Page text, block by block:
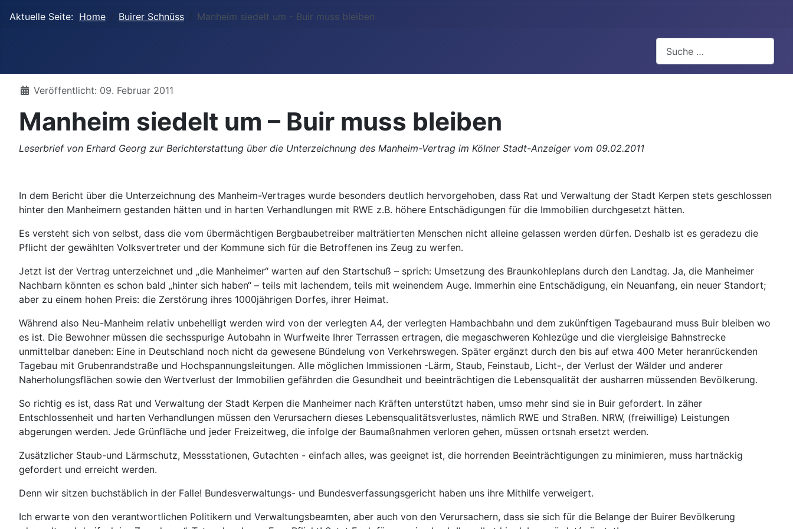
Aktuelle Seite: Home Buirer Schnüss Manheim siedelt um - Buir muss bleiben
Details
Veröffentlicht: 09. Februar 2011
Manheim siedelt um – Buir muss bleiben
Leserbrief von Erhard Georg zur Berichterstattung über die Unterzeichnung des Manheim-Vertrag im Kölner Stadt-Anzeiger vom 09.02.2011
In dem Bericht über die Unterzeichnung des Manheim-Vertrages wurde besonders deutlich hervorgehoben, dass Rat und Verwaltung der Stadt Kerpen stets geschlossen
hinter den Manheimern gestanden hätten und in harten Verhandlungen mit RWE z.B. höhere Entschädigungen für die Immobilien durchgesetzt hätten.
Es versteht sich von selbst, dass die vom übermächtigen Bergbaubetreiber malträtierten Menschen nicht alleine gelassen werden dürfen. Deshalb ist es geradezu die
Pflicht der gewählten Volksvertreter und der Kommune sich für die Betroffenen ins Zeug zu werfen.
Jetzt ist der Vertrag unterzeichnet und „die Manheimer“ warten auf den Startschuß – sprich: Umsetzung des Braunkohleplans durch den Landtag. Ja, die Manheimer
Nachbarn könnten es schon bald „hinter sich haben“ – teils mit lachendem, teils mit weinendem Auge. Immerhin eine Entschädigung, ein Neuanfang, ein neuer Standort;
aber zu einem hohen Preis: die Zerstörung ihres 1000jährigen Dorfes, ihrer Heimat.
Während also Neu-Manheim relativ unbehelligt werden wird von der verlegten A4, der verlegten Hambachbahn und dem zukünftigen Tagebaurand muss Buir bleiben wo
es ist. Die Bewohner müssen die sechsspurige Autobahn in Wurfweite Ihrer Terrassen ertragen, die megaschweren Kohlezüge und die viergleisige Bahnstrecke
unmittelbar daneben: Eine in Deutschland noch nicht da gewesene Bündelung von Verkehrswegen. Später ergänzt durch den bis auf etwa 400 Meter heranrückenden
Tagebau mit Grubenrandstraße und Hochspannungsleitungen. Alle möglichen Immissionen -Lärm, Staub, Feinstaub, Licht-, der Verlust der Wälder und anderer
Naherholungsflächen sowie den Wertverlust der Immobilien gefährden die Gesundheit und beeinträchtigen die Lebensqualität der ausharren müssenden Bevölkerung.
So richtig es ist, dass Rat und Verwaltung der Stadt Kerpen die Manheimer nach Kräften unterstützt haben, umso mehr sind sie in Buir gefordert. In zäher
Entschlossenheit und harten Verhandlungen müssen den Verursachern dieses Lebensqualitätsverlustes, nämlich RWE und Straßen. NRW, (freiwillige) Leistungen
abgerungen werden. Jede Grünfläche und jeder Freizeitweg, die infolge der Baumaßnahmen verloren gehen, müssen ortsnah ersetzt werden.
Zusätzlicher Staub-und Lärmschutz, Messstationen, Gutachten - einfach alles, was geeignet ist, die horrenden Beeinträchtigungen zu minimieren, muss hartnäckig
gefordert und erreicht werden.
Denn wir sitzen buchstäblich in der Falle! Bundesverwaltungs- und Bundesverfassungsgericht haben uns ihre Mithilfe verweigert.
Ich erwarte von den verantwortlichen Politikern und Verwaltungsbeamten, aber auch von den Verursachern, dass sie sich für die Belange der Buirer Bevölkerung